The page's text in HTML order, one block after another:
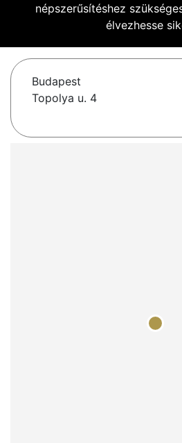
népszerűsítéshez
élvezhesse
Budapest
Topolya u. 4